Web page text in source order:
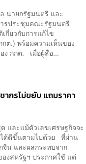
นายกรัฐมนตรี และ
รประชุมคณะรัฐมนตรี
กี่ยวกับการแก้ไข
ต.) พร้อมความเห็นของ
ง กกต. เมื่อผู้สื่อ...
ากรไม่ขยับ แถมราคา
และแม้ตัวเลขเศรษฐกิจจะ
ได้ดีขึ้นตามไปด้วย ที่ผ่าน
จีน และผลกระทบจาก
งสหรัฐฯ ประกาศใช้ แต่